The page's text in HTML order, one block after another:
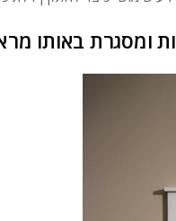
ומסגרת באותו